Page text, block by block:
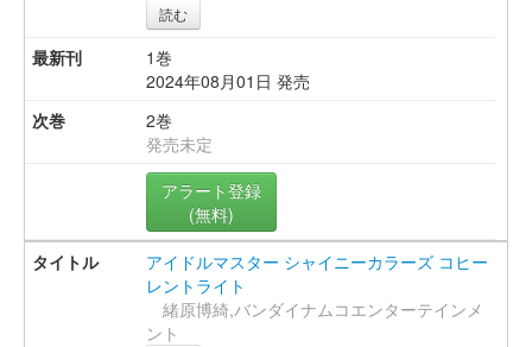
読む
1巻
2024年08月01日 発売
2巻
発売未定
アラート登録
(無料)
アイドルマスター シャイニーカラーズ コヒー
レントライト
緒原博綺,バンダイナムコエンターテインメ
ント